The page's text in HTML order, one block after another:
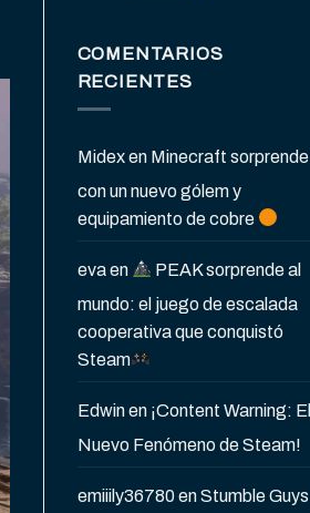
COMENTARIOS
RECIENTES
Midexen Minecraft sorprende
con un nuevo gólem y
equipamiento de cobre
evaen
PEAK sorprende al
mundo: el juego de escalada
cooperativa que conquistó
Steam
Edwinen ¡Content Warning: El
Nuevo Fenómeno de Steam!
emiiily36780enStumble Guys